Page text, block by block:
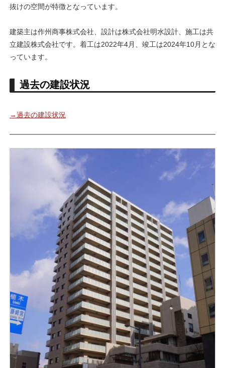
抜けの空間が特徴となっています。
建築主は作州商事株式会社、設計は株式会社明水設計、施工は共
立建設株式会社です。着工は2022年4月、竣工は2024年10月とな
っています。
過去の建設状況
→過去の建設状況